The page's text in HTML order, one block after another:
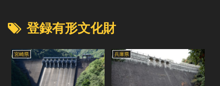
登録有形文化財
宮崎県 兵庫県